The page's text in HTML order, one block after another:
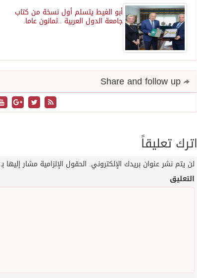
أبو الغيط يتسلم أول نسخة من كتاب
جامعة الدول العربية ..ثمانون عاما.
اترك تعليقاً
لن يتم نشر عنوان بريدك الإلكتروني. الحقول الإلزامية مشار إليها بـ
التعليق